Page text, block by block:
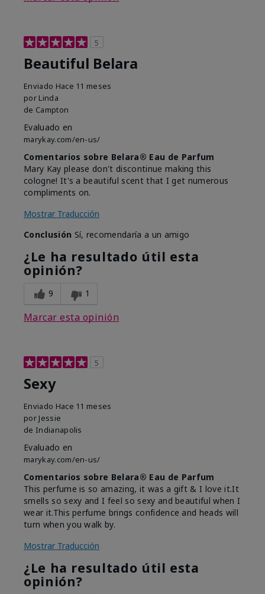
5
Beautiful Belara
Enviado Hace 11 meses
por Linda
de Campton
Evaluado en
marykay.com/en-us/
Comentarios sobre Belara® Eau de Parfum
Mary Kay please don't discontinue making this
cologne! It's a beautiful scent that I get numerous
compliments on.
Mostrar Traducción
Conclusión Sí, recomendaría a un amigo
¿Le ha resultado útil esta
opinión?
9 1
Marcar esta opinión
5
Sexy
Enviado Hace 11 meses
por Jessie
de Indianapolis
Evaluado en
marykay.com/en-us/
Comentarios sobre Belara® Eau de Parfum
This perfume is so amazing, it was a gift & I love it.It
smells so sexy and I feel so sexy and beautiful when I
wear it.This perfume brings confidence and heads will
turn when you walk by.
Mostrar Traducción
¿Le ha resultado útil esta
opinión?